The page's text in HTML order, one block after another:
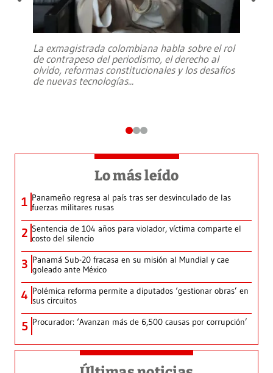
La exmagistrada colombiana habla sobre el rol
de contrapeso del periodismo, el derecho al
olvido, reformas constitucionales y los desafíos
de nuevas tecnologías...
Lo más leído
1 Panameño regresa al país tras ser desvinculado de las
fuerzas militares rusas
2 Sentencia de 104 años para violador, víctima comparte el
costo del silencio
3 Panamá Sub-20 fracasa en su misión al Mundial y cae
goleado ante México
4 Polémica reforma permite a diputados ‘gestionar obras’ en
sus circuitos
5 Procurador: ‘Avanzan más de 6,500 causas por corrupción’